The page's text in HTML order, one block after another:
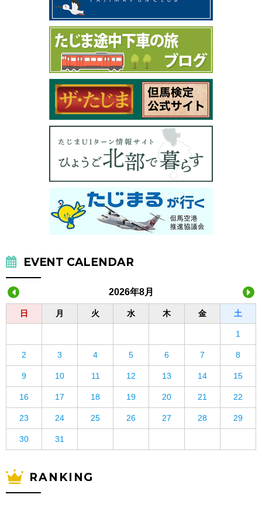
EVENT CALENDAR
2026年8月
日 月 火 水 木 金 土
1
2 3 4 5 6 7 8
9 10 11 12 13 14 15
16 17 18 19 20 21 22
23 24 25 26 27 28 29
30 31
RANKING